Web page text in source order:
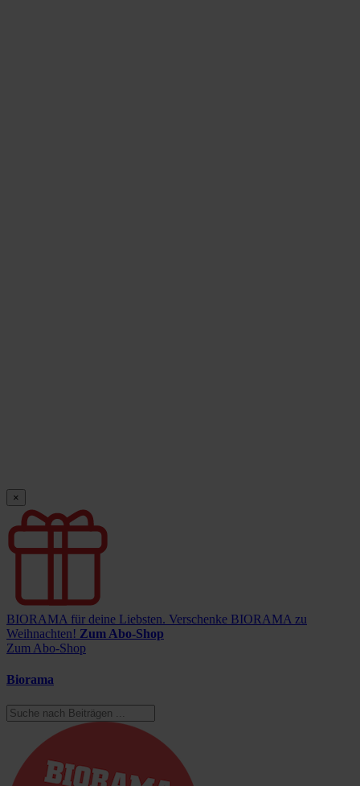
×
BIORAMA für deine Liebsten. Verschenke BIORAMA zu
Weihnachten! Zum Abo-Shop
Zum Abo-Shop
Biorama